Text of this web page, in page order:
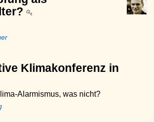
Klimakonferenz in
Alarmismus, was nicht?